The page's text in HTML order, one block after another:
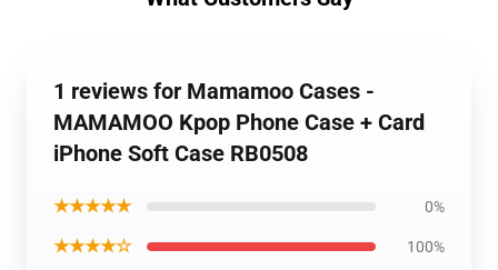
1 reviews for Mamamoo Cases -
MAMAMOO Kpop Phone Case + Card
iPhone Soft Case RB0508
★★★★★ 0%
★★★★☆ 100%